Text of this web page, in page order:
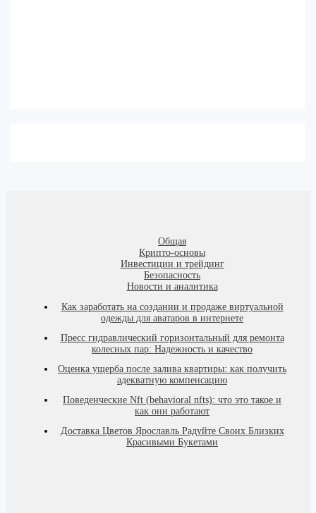
Общая
Крипто-основы
Инвестиции и трейдинг
Безопасность
Новости и аналитика
Как заработать на создании и продаже виртуальной
одежды для аватаров в интернете
Пресс гидравлический горизонтальный для ремонта
колесных пар: Надежность и качество
Оценка ущерба после залива квартиры: как получить
адекватную компенсацию
Поведенческие Nft (behavioral nfts): что это такое и
как они работают
Доставка Цветов Ярославль Радуйте Своих Близких
Красивыми Букетами